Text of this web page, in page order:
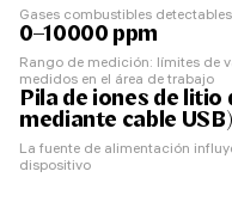
Gases combustibles detectables
0–10000 ppm
Rango de medición: límites de
medidos en el área de trabajo
Pila de iones de
mediante cable USB)
La fuente de alimentación
dispositivo